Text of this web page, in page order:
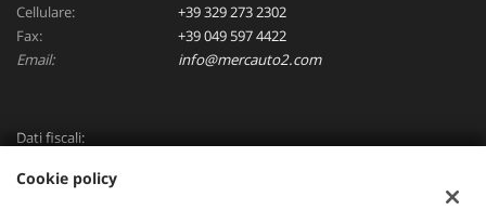
Cellulare:
+39 329 273 2302
Fax:
+39 049 597 4422
Email:
info@mercauto2.com
Dati fiscali:
Via Nazionale, 171 PD - 36056 Tezze sul Brenta
Cookie policy